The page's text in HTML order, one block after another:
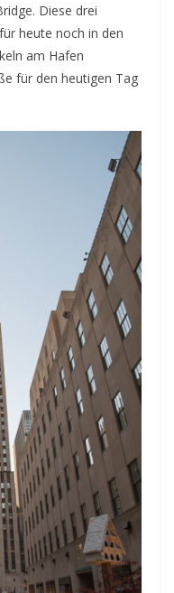
Diese drei
heute noch in den
am Hafen
für den heutigen Tag